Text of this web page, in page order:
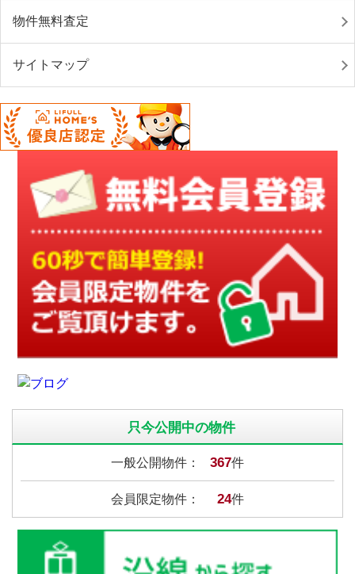
物件無料査定
サイトマップ
只今公開中の物件
一般公開物件： 367件
会員限定物件： 24件